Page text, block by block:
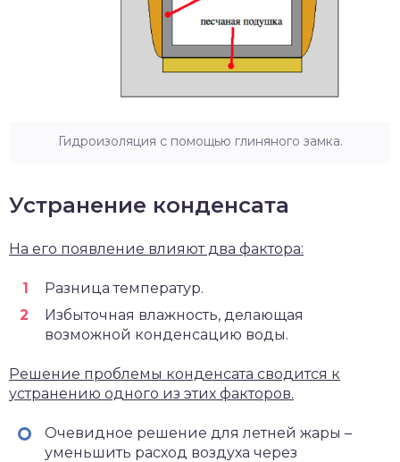
Гидроизоляция с помощью глиняного замка.
Устранение конденсата
На его появление влияют два фактора:
Разница температур.
Избыточная влажность, делающая
возможной конденсацию воды.
Решение проблемы конденсата сводится к
устранению одного из этих факторов.
Очевидное решение для летней жары –
уменьшить расход воздуха через